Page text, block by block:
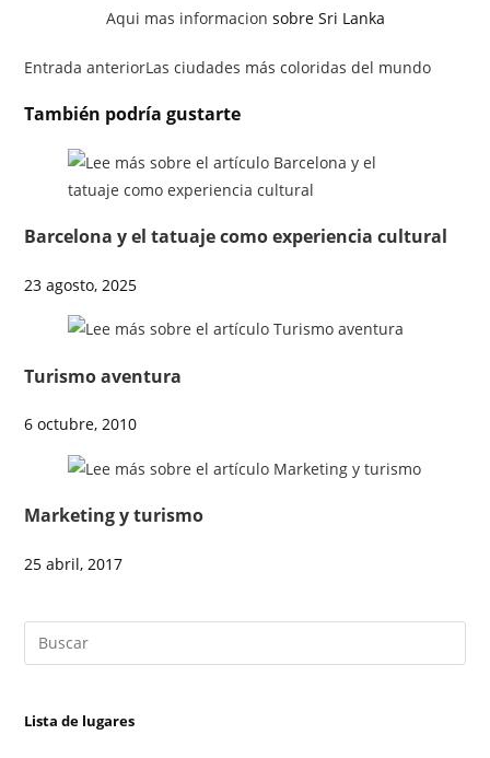
Aqui mas informacion sobre Sri Lanka
Entrada anteriorLas ciudades más coloridas del mundo
También podría gustarte
Barcelona y el tatuaje como experiencia cultural
23 agosto, 2025
Turismo aventura
6 octubre, 2010
Marketing y turismo
25 abril, 2017
Lista de lugares